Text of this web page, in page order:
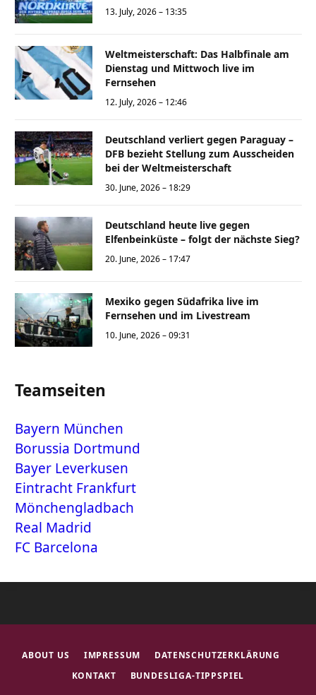
13. July, 2026 – 13:35
Weltmeisterschaft: Das Halbfinale am
Dienstag und Mittwoch live im
Fernsehen
12. July, 2026 – 12:46
Deutschland verliert gegen Paraguay –
DFB bezieht Stellung zum Ausscheiden
bei der Weltmeisterschaft
30. June, 2026 – 18:29
Deutschland heute live gegen
Elfenbeinküste – folgt der nächste Sieg?
20. June, 2026 – 17:47
Mexiko gegen Südafrika live im
Fernsehen und im Livestream
10. June, 2026 – 09:31
Teamseiten
Bayern München
Borussia Dortmund
Bayer Leverkusen
Eintracht Frankfurt
Mönchengladbach
Real Madrid
FC Barcelona
ABOUT US IMPRESSUM
DATENSCHUTZERKLÄRUNG
KONTAKT
BUNDESLIGA-TIPPSPIEL